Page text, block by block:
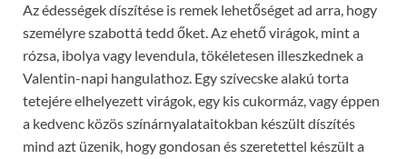
Az édességek díszítése is remek lehetőséget ad arra, hogy
személyre szabottá tedd őket. Az ehető virágok, mint a
rózsa, ibolya vagy levendula, tökéletesen illeszkednek a
Valentin-napi hangulathoz. Egy szívecske alakú torta
tetejére elhelyezett virágok, egy kis cukormáz, vagy éppen
a kedvenc közös színárnyalataitokban készült díszítés
mind azt üzenik, hogy gondosan és szeretettel készült a